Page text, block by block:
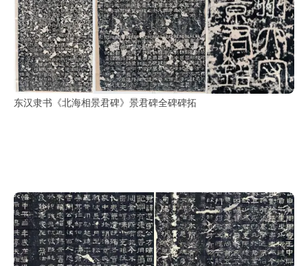
东汉隶书《北海相景君碑》景君碑全碑碑拓